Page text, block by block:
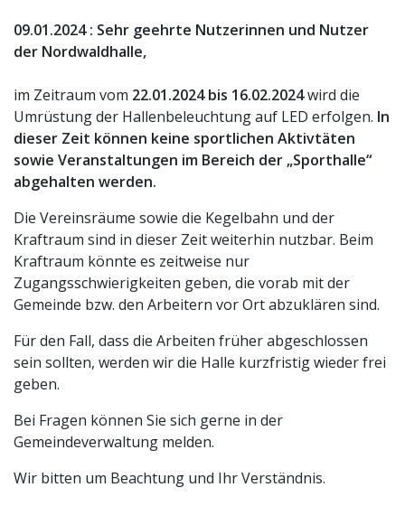
09.01.2024 : Sehr geehrte Nutzerinnen und Nutzer
der Nordwaldhalle,
im Zeitraum vom 22.01.2024 bis 16.02.2024wird die
Umrüstung der Hallenbeleuchtung auf LED erfolgen. In
dieser Zeit können keine sportlichen Aktivtäten
sowie Veranstaltungen im Bereich der „Sporthalle“
abgehalten werden.
Die Vereinsräume sowie die Kegelbahn und der
Kraftraum sind in dieser Zeit weiterhin nutzbar. Beim
Kraftraum könnte es zeitweise nur
Zugangsschwierigkeiten geben, die vorab mit der
Gemeinde bzw. den Arbeitern vor Ort abzuklären sind.
Für den Fall, dass die Arbeiten früher abgeschlossen
sein sollten, werden wir die Halle kurzfristig wieder frei
geben.
Bei Fragen können Sie sich gerne in der
Gemeindeverwaltung melden.
Wir bitten um Beachtung und Ihr Verständnis.